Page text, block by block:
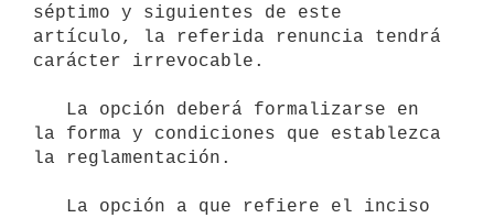
séptimo y siguientes de este
artículo, la referida renuncia tendrá
carácter irrevocable.
la forma y condiciones que establezca
la reglamentación.